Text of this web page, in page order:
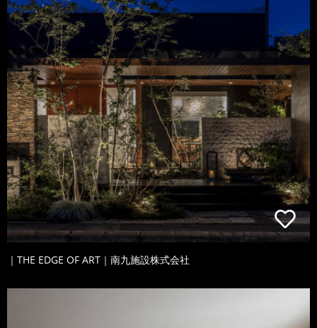
｜THE EDGE OF ART｜南九施設株式会社